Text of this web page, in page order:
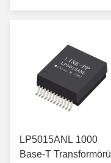
LP5015ANL 1000
Base-T Transformörü